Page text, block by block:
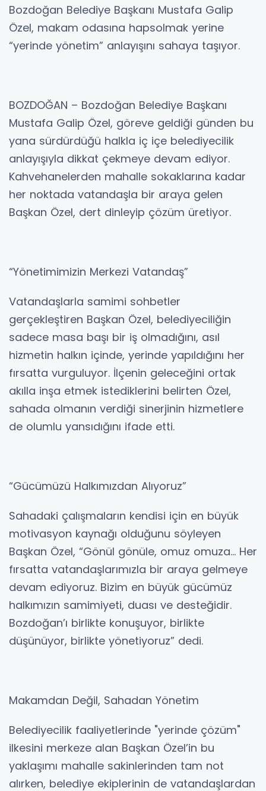
Bozdoğan Belediye Başkanı Mustafa Galip
Özel, makam odasına hapsolmak yerine
“yerinde yönetim” anlayışını sahaya taşıyor.
BOZDOĞAN – Bozdoğan Belediye Başkanı
Mustafa Galip Özel, göreve geldiği günden bu
yana sürdürdüğü halkla iç içe belediyecilik
anlayışıyla dikkat çekmeye devam ediyor.
Kahvehanelerden mahalle sokaklarına kadar
her noktada vatandaşla bir araya gelen
Başkan Özel, dert dinleyip çözüm üretiyor.
“Yönetimimizin Merkezi Vatandaş”
Vatandaşlarla samimi sohbetler
gerçekleştiren Başkan Özel, belediyeciliğin
sadece masa başı bir iş olmadığını, asıl
hizmetin halkın içinde, yerinde yapıldığını her
fırsatta vurguluyor. İlçenin geleceğini ortak
akılla inşa etmek istediklerini belirten Özel,
sahada olmanın verdiği sinerjinin hizmetlere
de olumlu yansıdığını ifade etti.
“Gücümüzü Halkımızdan Alıyoruz”
Sahadaki çalışmaların kendisi için en büyük
motivasyon kaynağı olduğunu söyleyen
Başkan Özel, “Gönül gönüle, omuz omuza… Her
fırsatta vatandaşlarımızla bir araya gelmeye
devam ediyoruz. Bizim en büyük gücümüz
halkımızın samimiyeti, duası ve desteğidir.
Bozdoğan’ı birlikte konuşuyor, birlikte
düşünüyor, birlikte yönetiyoruz” dedi.
Makamdan Değil, Sahadan Yönetim
Belediyecilik faaliyetlerinde "yerinde çözüm"
ilkesini merkeze alan Başkan Özel’in bu
yaklaşımı mahalle sakinlerinden tam not
alırken, belediye ekiplerinin de vatandaşlardan